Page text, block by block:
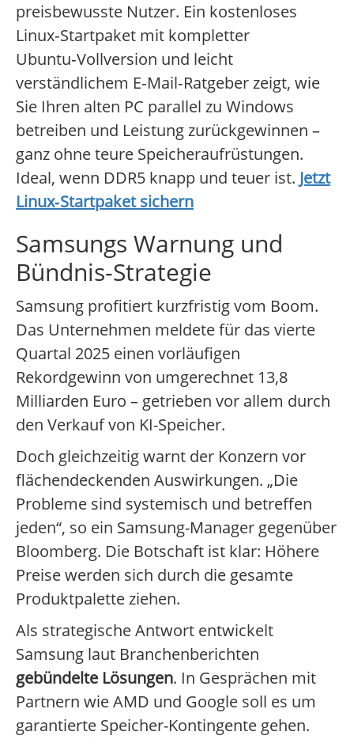
preisbewusste Nutzer. Ein kostenloses
Linux‑Startpaket mit kompletter
Ubuntu‑Vollversion und leicht
verständlichem E‑Mail‑Ratgeber zeigt, wie
Sie Ihren alten PC parallel zu Windows
betreiben und Leistung zurückgewinnen –
ganz ohne teure Speicheraufrüstungen.
Ideal, wenn DDR5 knapp und teuer ist. Jetzt
Linux‑Startpaket sichern
Samsungs Warnung und
Bündnis-Strategie
Samsung profitiert kurzfristig vom Boom.
Das Unternehmen meldete für das vierte
Quartal 2025 einen vorläufigen
Rekordgewinn von umgerechnet 13,8
Milliarden Euro – getrieben vor allem durch
den Verkauf von KI-Speicher.
Doch gleichzeitig warnt der Konzern vor
flächendeckenden Auswirkungen. „Die
Probleme sind systemisch und betreffen
jeden“, so ein Samsung-Manager gegenüber
Bloomberg. Die Botschaft ist klar: Höhere
Preise werden sich durch die gesamte
Produktpalette ziehen.
Als strategische Antwort entwickelt
Samsung laut Branchenberichten
gebündelte Lösungen. In Gesprächen mit
Partnern wie AMD und Google soll es um
garantierte Speicher-Kontingente gehen.